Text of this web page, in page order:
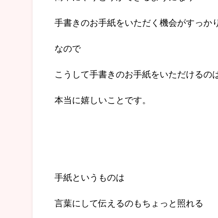
手書きのお手紙をいただく機会がすっか
なので
こうして手書きのお手紙をいただけるの
本当に嬉しいことです。
手紙というものは
言葉にして伝えるのもちょっと照れる